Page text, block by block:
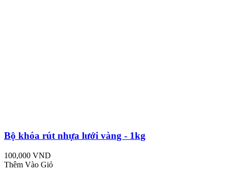
Bộ khóa rút nhựa lưới vàng - 1kg
100,000 VND
Thêm Vào Giỏ